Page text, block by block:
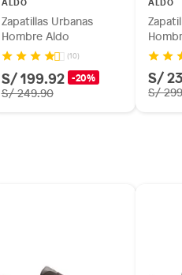
Zapatillas Urbanas
Hombre Aldo
(10)
S/ 199.92 -20%
S/ 249.90
S/
S/